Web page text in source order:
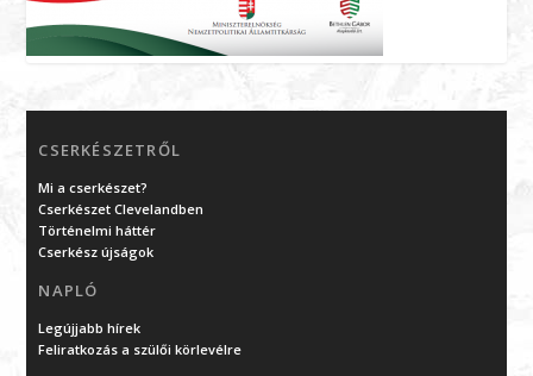
CSERKÉSZETRŐL
Mi a cserkészet?
Cserkészet Clevelandben
Történelmi háttér
Cserkész újságok
NAPLÓ
Legújjabb hírek
Feliratkozás a szülői körlevélre